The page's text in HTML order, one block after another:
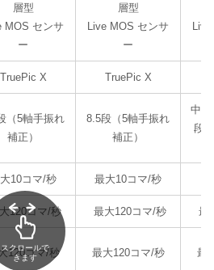
層型
MOS センサ
ー
層型
Live MOS センサ
ー
TruePic X TruePic X
（5軸手振れ
補正）
8.5段（5軸手振れ
補正）
中央
段
10コマ/秒 最大10コマ/秒
120コマ/秒 最大120コマ/秒 最
120コマ/秒 最大120コマ/秒 最
スクロールで
きます